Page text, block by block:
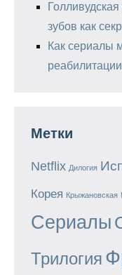
зубов как
Как сериалы
Метки
Netflix Дилогия
Корея Крыжановская
Сериалы
Трилогия